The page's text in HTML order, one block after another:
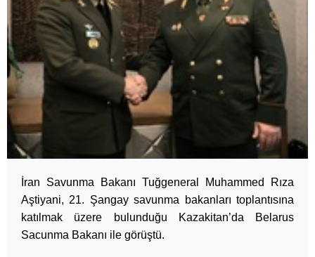
İran Savunma Bakanı Tuğgeneral Muhammed Rıza
Aştiyani, 21. Şangay savunma bakanları toplantısına
katılmak üzere bulunduğu Kazakitan’da Belarus
Sacunma Bakanı ile görüştü.